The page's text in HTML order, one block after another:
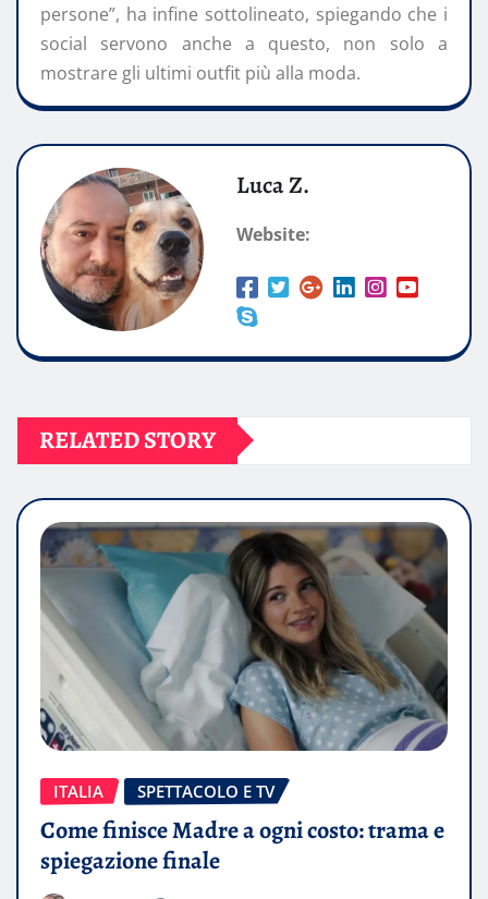
persone”, ha infine sottolineato, spiegando che i
social servono anche a questo, non solo a
mostrare gli ultimi outfit più alla moda.
Luca Z.
Website:
RELATED STORY
ITALIA SPETTACOLO E TV
Come finisce Madre a ogni costo: trama e
spiegazione finale